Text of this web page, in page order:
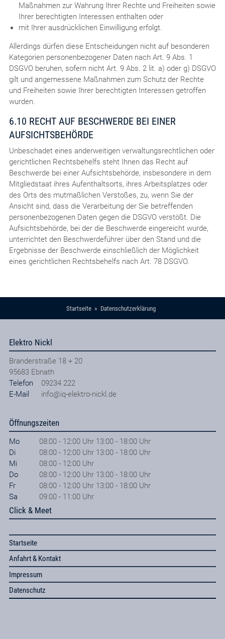
Maßnahmen zur Wahrung Ihrer Rechte und Freiheiten sowie
Ihrer berechtigten Interessen enthalten oder
mit Ihrer ausdrücklichen Einwilligung erfolgt.
Allerdings dürfen diese Entscheidungen nicht auf besonderen
Kategorien personenbezogener Daten nach Art. 9 Abs. 1
DSGVO beruhen, sofern nicht Art. 9 Abs. 2 lit. a) oder g) DSGVO
gilt und angemessene Maßnahmen zum Schutz der Rechte
und Freiheiten sowie Ihrer berechtigten Interessen getroffen
wurden.
6.10 RECHT AUF BESCHWERDE BEI EINER
AUFSICHTSBEHÖRDE
Unbeschadet eines anderweitigen verwaltungsrechtlichen oder
gerichtlichen Rechtsbehelfs steht Ihnen das Recht auf
Beschwerde bei einer Aufsichtsbehörde, insbesondere in dem
Mitgliedstaat ihres Aufenthaltsorts, ihres Arbeitsplatzes oder
des Orts des mutmaßlichen Verstoßes, zu, wenn Sie der
Ansicht sind, dass die Verarbeitung der Sie betreffenden
personenbezogenen Daten gegen die DSGVO verstößt. Die
Aufsichtsbehörde, bei der die Beschwerde eingereicht wurde,
unterrichtet den Beschwerdeführer über den Stand und die
Ergebnisse der Beschwerde einschließlich der Möglichkeit
eines gerichtlichen Rechtsbehelfs nach Art. 78 DSGVO.
Startseite Datenschutzerklärung
Elektro Nickl
Branderstraße 18 + 20
95683 Ebnath
Telefon
09234 222
E-Mail
info@iq-elektro-nickl.de
Öffnungszeiten
Mo
08:00 - 12:00 Uhr 13:00 - 18:00 Uhr
Di
08:00 - 12:00 Uhr 13:00 - 18:00 Uhr
Mi
08:00 - 12:00 Uhr
Do
08:00 - 12:00 Uhr 13:00 - 18:00 Uhr
Fr
08:00 - 12:00 Uhr 13:00 - 18:00 Uhr
Sa
09:00 - 11:00 Uhr
Click & Meet
Startseite
Anfahrt & Kontakt
Impressum
Datenschutz